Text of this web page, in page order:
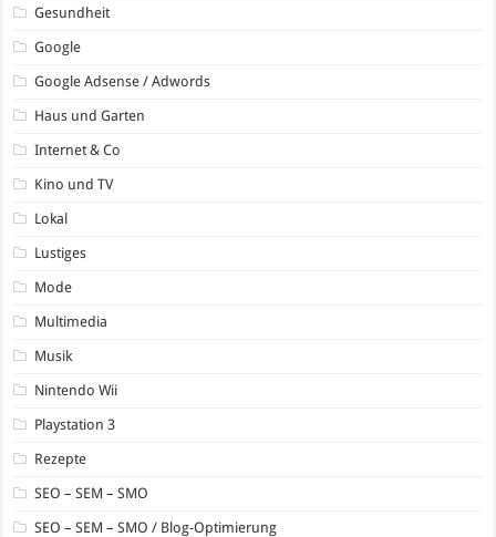
Gesundheit
Google
Google Adsense / Adwords
Haus und Garten
Internet & Co
Kino und TV
Lokal
Lustiges
Mode
Multimedia
Musik
Nintendo Wii
Playstation 3
Rezepte
SEO – SEM – SMO
SEO – SEM – SMO / Blog-Optimierung